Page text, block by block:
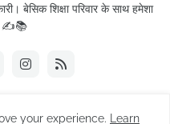
बेसिक शिक्षा परिवार के साथ हमेशा
✍️📚
your experience. Learn